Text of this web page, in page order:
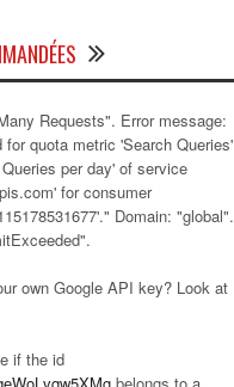
Requests". Error message:
for quota metric 'Search Queries'
per day' of service
for consumer
Domain: "global".
own Google API key? Look at
if the id
belongs to a